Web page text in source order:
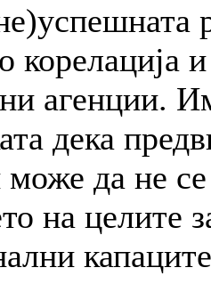
корелација
агенции.
дека
може да не
на целите